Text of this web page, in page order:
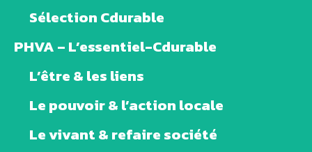
Sélection Cdurable
PHVA – L’essentiel-Cdurable
L’être & les liens
Le pouvoir & l’action locale
Le vivant & refaire société